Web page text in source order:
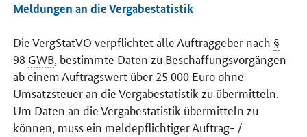
Meldungen an die Vergabestatistik
Die VergStatVO verpflichtet alle Auftraggeber nach §
98 GWB, bestimmte Daten zu Beschaffungsvorgängen
ab einem Auftragswert über 25 000 Euro ohne
Umsatzsteuer an die Vergabestatistik zu übermitteln.
Um Daten an die Vergabestatistik übermitteln zu
können, muss ein meldepflichtiger Auftrag- /